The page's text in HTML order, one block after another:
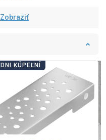
Zobraziť
DNI KÚPEĽNÍ